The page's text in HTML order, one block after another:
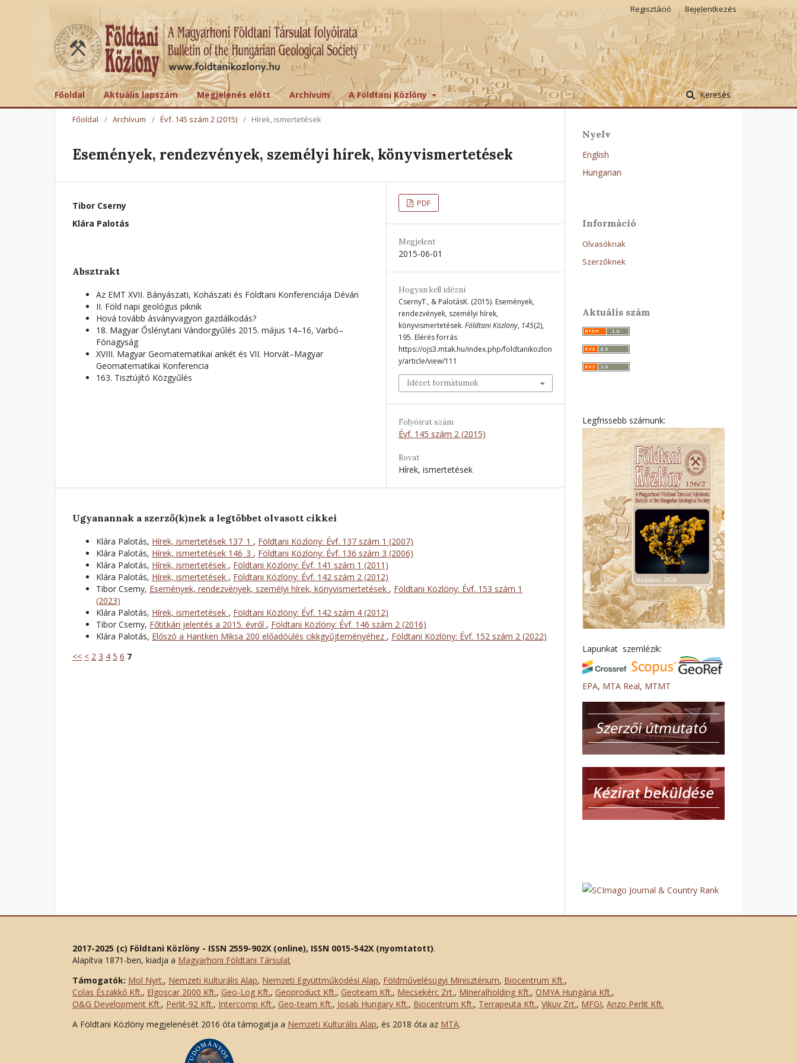
Főoldal Aktuális lapszám Megjelenés előtt Archívum A Földtani Közlöny Keresés
Regisztáció Bejelentkezés
Főoldal / Archívum / Évf. 145 szám 2 (2015) / Hírek, ismertetések
Események, rendezvények, személyi hírek, könyvismertetések
Tibor Cserny
Klára Palotás
Absztrakt
Az EMT XVII. Bányászati, Kohászati és Földtani Konferenciája Déván
II. Föld napi geológus piknik
Hová tovább ásványvagyon gazdálkodás?
18. Magyar Őslénytani Vándorgyűlés 2015. május 14–16, Varbó–
Fónagyság
XVIII. Magyar Geomatematikai ankét és VII. Horvát–Magyar
Geomatematikai Konferencia
163. Tisztújító Közgyűlés
PDF
Megjelent
2015-06-01
Hogyan kell idézni
CsernyT., & PalotásK. (2015). Események,
rendezvények, személyi hírek,
könyvismertetések. Földtani Közlöny, 145(2),
195. Elérés forrás
https://ojs3.mtak.hu/index.php/foldtanikozlon
y/article/view/111
Idézet formátumok
Folyóirat szám
Évf. 145 szám 2 (2015)
Rovat
Hírek, ismertetések
Ugyanannak a szerző(k)nek a legtöbbet olvasott cikkei
Klára Palotás, Hírek, ismertetések 137_1 , Földtani Közlöny: Évf. 137 szám 1 (2007)
Klára Palotás, Hírek, ismertetések 146_3 , Földtani Közlöny: Évf. 136 szám 3 (2006)
Klára Palotás, Hírek, ismertetések , Földtani Közlöny: Évf. 141 szám 1 (2011)
Klára Palotás, Hírek, ismertetések , Földtani Közlöny: Évf. 142 szám 2 (2012)
Tibor Cserny, Események, rendezvények, személyi hírek, könyvismertetések , Földtani Közlöny: Évf. 153 szám 1
(2023)
Klára Palotás, Hírek, ismertetések , Földtani Közlöny: Évf. 142 szám 4 (2012)
Tibor Cserny, Főtitkári jelentés a 2015. évről , Földtani Közlöny: Évf. 146 szám 2 (2016)
Klára Palotás, Előszó a Hantken Miksa 200 előadóülés cikkgyűjteményéhez , Földtani Közlöny: Évf. 152 szám 2 (2022)
<< < 2 3 4 5 6 7
Nyelv
English
Hungarian
Információ
Olvasóknak
Szerzőknek
Aktuális szám
Legfrissebb számunk:
Lapunkat szemlézik:
EPA, MTA Real, MTMT
2017-2025 (c) Földtani Közlöny - ISSN 2559-902X (online), ISSN 0015-542X (nyomtatott).
Alapítva 1871-ben, kiadja a Magyarhoni Földtani Társulat
Támogatók: Mol Nyrt., Nemzeti Kulturális Alap, Nemzeti Együttműködési Alap, Földművelésügyi Minisztérium, Biocentrum Kft.,
Colas Északkő Kft., Elgoscar 2000 Kft., Geo-Log Kft., Geoproduct Kft., Geoteam Kft., Mecsekérc Zrt., Mineralholding Kft., OMYA Hungária Kft.,
O&G Development Kft., Perlit-92 Kft., Intercomp Kft., Geo-team Kft., Josab Hungary Kft., Biocentrum Kft., Terrapeuta Kft., Vikuv Zrt., MFGI, Anzo Perlit Kft.
A Földtani Közlöny megjelenését 2016 óta támogatja a Nemzeti Kulturális Alap, és 2018 óta az MTA.